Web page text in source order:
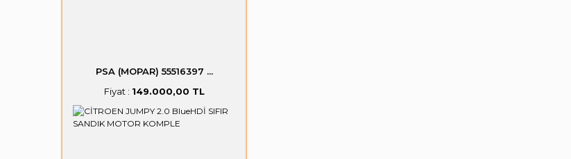
PSA (MOPAR) 55516397 ...
Fiyat : 149.000,00 TL